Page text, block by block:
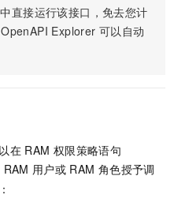
中直接运行该接口，免去您计
Explorer 可以自动
在 RAM 权限策略语句
RAM 用户或 RAM 角色授予调